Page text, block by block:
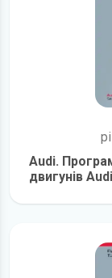
Audi.
двигунів Audi